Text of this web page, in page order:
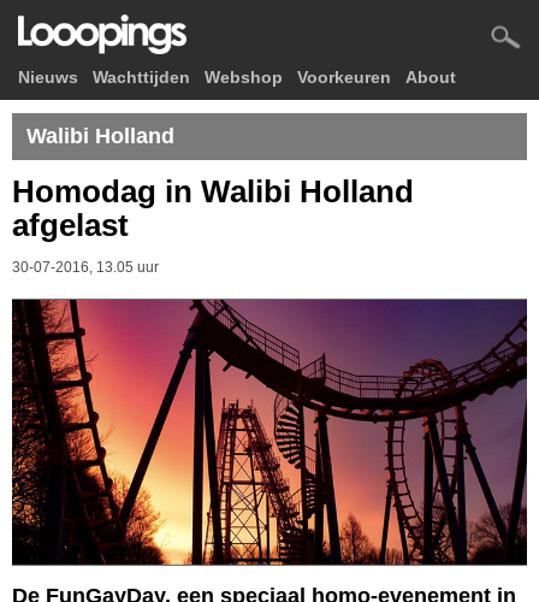
Nieuws Wachttijden Webshop Voorkeuren About
Walibi Holland
Homodag in Walibi Holland
afgelast
30-07-2016, 13.05 uur
De FunGayDay, een speciaal homo-evenement in